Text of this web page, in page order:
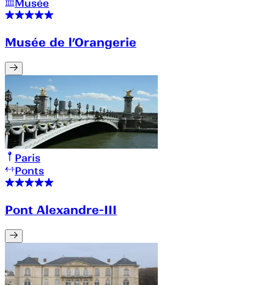
Musée
Musée de l’Orangerie
Paris
Ponts
Pont Alexandre-III